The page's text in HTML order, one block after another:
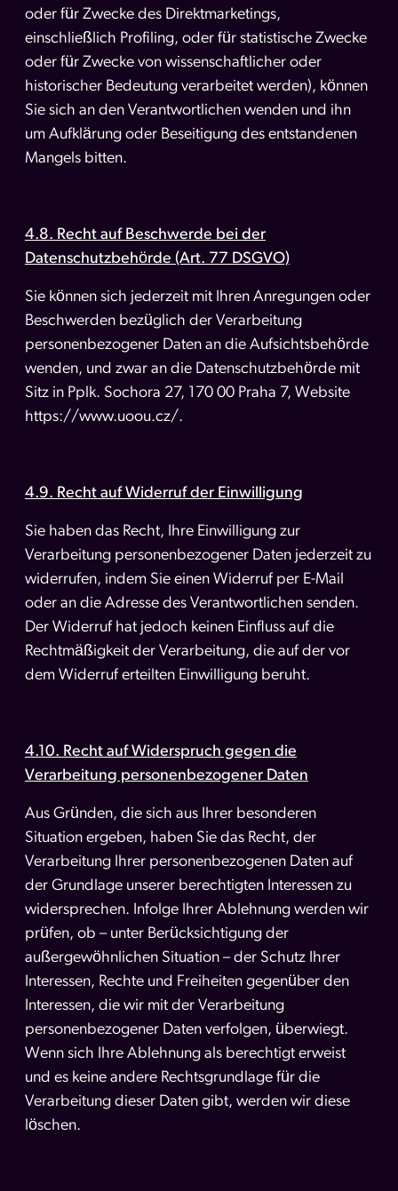
oder für Zwecke des Direktmarketings,
einschließlich Profiling, oder für statistische Zwecke
oder für Zwecke von wissenschaftlicher oder
historischer Bedeutung verarbeitet werden), können
Sie sich an den Verantwortlichen wenden und ihn
um Aufklärung oder Beseitigung des entstandenen
Mangels bitten.
4.8. Recht auf Beschwerde bei der
Datenschutzbehörde (Art. 77 DSGVO)
Sie können sich jederzeit mit Ihren Anregungen oder
Beschwerden bezüglich der Verarbeitung
personenbezogener Daten an die Aufsichtsbehörde
wenden, und zwar an die Datenschutzbehörde mit
Sitz in Pplk. Sochora 27, 170 00 Praha 7, Website
https://www.uoou.cz/.
4.9. Recht auf Widerruf der Einwilligung
Sie haben das Recht, Ihre Einwilligung zur
Verarbeitung personenbezogener Daten jederzeit zu
widerrufen, indem Sie einen Widerruf per E-Mail
oder an die Adresse des Verantwortlichen senden.
Der Widerruf hat jedoch keinen Einfluss auf die
Rechtmäßigkeit der Verarbeitung, die auf der vor
dem Widerruf erteilten Einwilligung beruht.
4.10. Recht auf Widerspruch gegen die
Verarbeitung personenbezogener Daten
Aus Gründen, die sich aus Ihrer besonderen
Situation ergeben, haben Sie das Recht, der
Verarbeitung Ihrer personenbezogenen Daten auf
der Grundlage unserer berechtigten Interessen zu
widersprechen. Infolge Ihrer Ablehnung werden wir
prüfen, ob – unter Berücksichtigung der
außergewöhnlichen Situation – der Schutz Ihrer
Interessen, Rechte und Freiheiten gegenüber den
Interessen, die wir mit der Verarbeitung
personenbezogener Daten verfolgen, überwiegt.
Wenn sich Ihre Ablehnung als berechtigt erweist
und es keine andere Rechtsgrundlage für die
Verarbeitung dieser Daten gibt, werden wir diese
löschen.